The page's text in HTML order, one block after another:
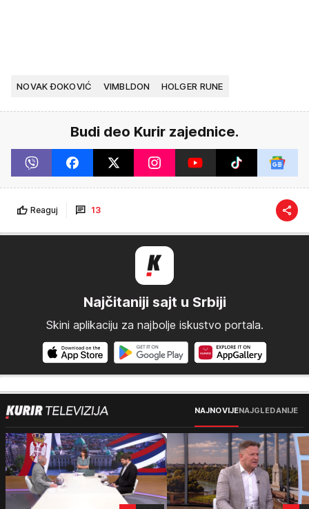
NOVAK ĐOKOVIĆ VIMBLDON HOLGER RUNE
Budi deo Kurir zajednice.
Reaguj 13
Najčitaniji sajt u Srbiji
Skini aplikaciju za najbolje iskustvo portala.
NAJNOVIJENAJGLEDANIJE